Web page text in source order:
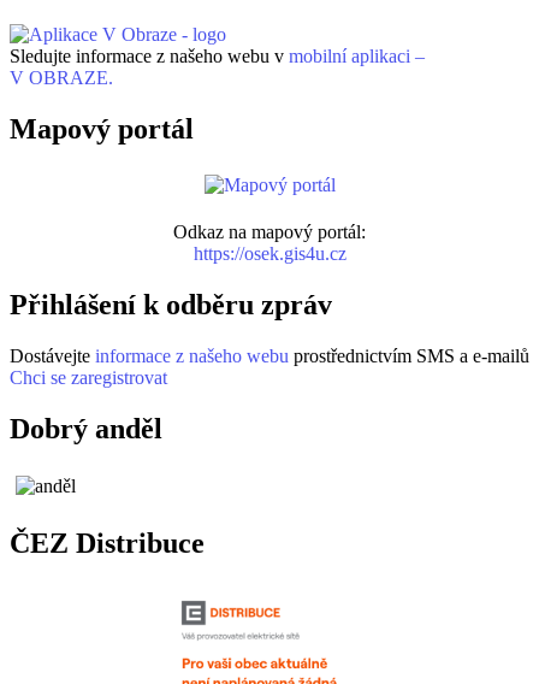
Sledujte informace z našeho webu v mobilní aplikaci –
V OBRAZE.
Mapový portál
Odkaz na mapový portál:
https://osek.gis4u.cz
Přihlášení k odběru zpráv
Dostávejte informace z našeho webu prostřednictvím SMS a e-mailů
Chci se zaregistrovat
Dobrý anděl
ČEZ Distribuce